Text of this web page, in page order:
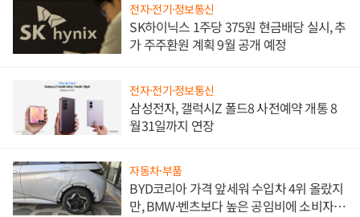
전자·전기·정보통신
SK하이닉스 1주당 375원 현금배당 실시, 추
가 주주환원 계획 9월 공개 예정
전자·전기·정보통신
삼성전자, 갤럭시Z 폴드8 사전예약 개통 8
월31일까지 연장
자동차·부품
BYD코리아 가격 앞세워 수입차 4위 올랐지
만, BMW·벤츠보다 높은 공임비에 소비자